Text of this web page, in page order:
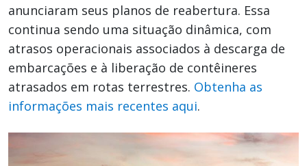
anunciaram seus planos de reabertura. Essa
continua sendo uma situação dinâmica, com
atrasos operacionais associados à descarga de
embarcações e à liberação de contêineres
atrasados em rotas terrestres. Obtenha as
informações mais recentes aqui.